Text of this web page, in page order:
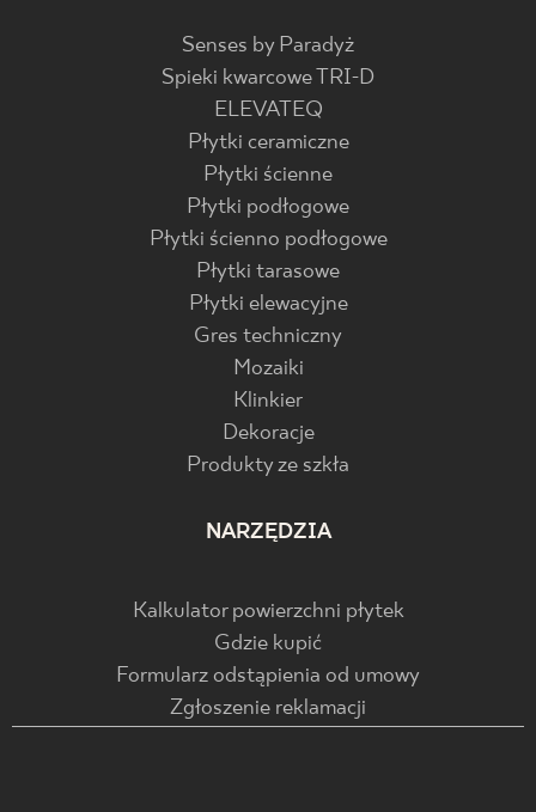
Senses by Paradyż
Spieki kwarcowe TRI-D
ELEVATEQ
Płytki ceramiczne
Płytki ścienne
Płytki podłogowe
Płytki ścienno podłogowe
Płytki tarasowe
Płytki elewacyjne
Gres techniczny
Mozaiki
Klinkier
Dekoracje
Produkty ze szkła
NARZĘDZIA
Kalkulator powierzchni płytek
Gdzie kupić
Formularz odstąpienia od umowy
Zgłoszenie reklamacji